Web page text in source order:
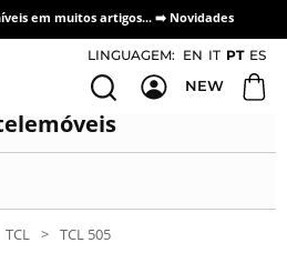
em muitos artigos... ➡️ Novidades
Acesso / Cadastro de Distribuidores
LINGUAGEM: EN IT PT ES
NEW
TCL > TCL 505